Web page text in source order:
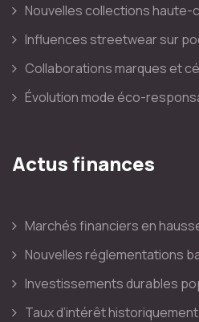
Nouvelles collections haute-
Influences streetwear sur
Collaborations marques et
Évolution mode éco-
Actus finances
Marchés financiers en
Nouvelles réglementations
Investissements durables
Taux d’intérêt